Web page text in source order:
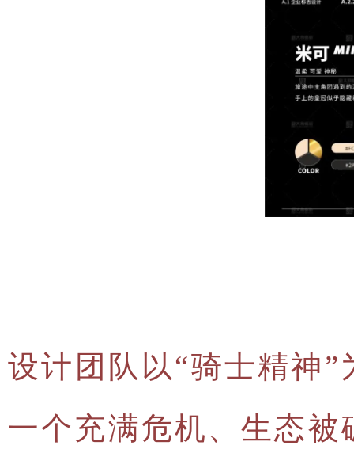
设计团队以“骑士精神
一个充满危机、生态被